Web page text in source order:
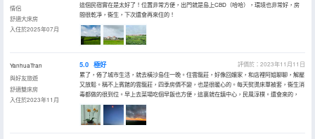
情侶
舒適大床房
入住於2025年07月
這個民宿實在是太好了！位置非常方便，出門就是島上CBD（哈哈），環境也非常好，房
間很乾凈，衞生，下次還會再來住的！
YanhuaTran
與好友旅遊
舒適雙床房
入住於2023年11月
5.0 極好
評價於：2023年11月11日
累了，倦了城市生活，就去橫沙島住一晚。住雲龍莊，好像回孃家，和店裡阿姐聊聊，解壓
又放鬆。稱不上賓館的雲龍莊，四季房價不變，也是很暖心的。每天熨燙床單被套，衞生消
毒都做的很到位。早上去菜場吃個早飯也方便，這裏就在鎮中心，民風淳樸。還會來的，